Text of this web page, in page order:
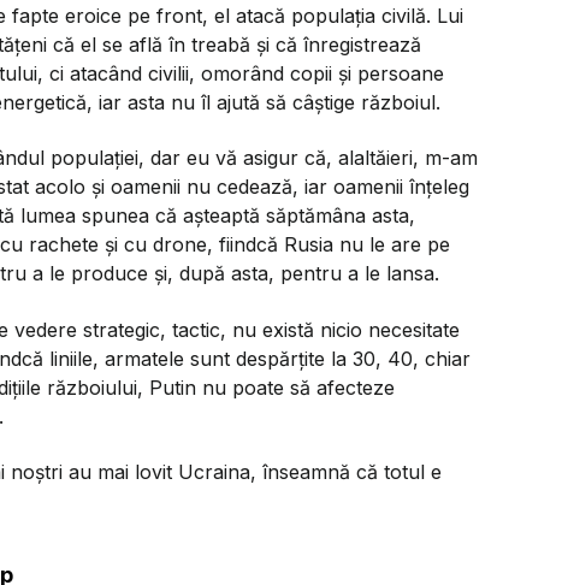
eroice pe front, el atacă populația civilă. Lui
că el se află în treabă și că înregistrează
ci atacând civilii, omorând copii și persoane
iar asta nu îl ajută să câștige războiul.
populației, dar eu vă asigur că, alaltăieri, m-am
acolo și oamenii nu cedează, iar oamenii înțeleg
lumea spunea că așteaptă săptămâna asta,
rachete și cu drone, fiindcă Rusia nu le are pe
a le produce și, după asta, pentru a le lansa.
strategic, tactic, nu există nicio necesitate
liniile, armatele sunt despărțite la 30, 40, chiar
războiului, Putin nu poate să afecteze
noștri au mai lovit Ucraina, înseamnă că totul e